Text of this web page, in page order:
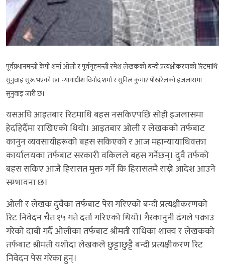
पूर्वप्रधानमन्त्री केपी शर्मा ओली र पूर्वगृहमन्त्री रमेश लेखकको बन्दी प्रत्यक्षीकरणको रिटमाथि
सुनुवाइ सुरू भएको छ। न्यायाधीश विनोद शर्मा र सुनिल कुमार पोखरेलको इजलासमा
सुनुवाइ जारी छ।
यसअघि आइतबार रिटमाथि बहस नसकिएपछि सोही इजलासमा
हेर्दाहेर्दैमा राखिएको थियो। आइतबार ओली र लेखकको तर्फबाट
कानुन व्यवसायीहरूको बहस सकिएको र आज महान्यायाधिवक्ता
कार्यालयका तर्फबाट सरकारी वकिलले बहस गर्नेछन्। दुवै तर्फको
बहस सकिए आजै हिरासत मुक्त गर्ने कि हिरासतमै राख्ने आदेश आउने
सम्भावना छ।
ओली र लेखक दुवैका तर्फबाट पेस गरिएको बन्दी प्रत्यक्षीकरणको
रिट निवेदन चैत १५ गते दर्ता गरिएको थियो। गैरकानुनी ढंगले पक्राउ
गरेको दाबी गर्दै ओलीका तर्फबाट श्रीमती राधिका शाक्य र लेखकको
तर्फबाट श्रीमती यशोदा लेखकले छुट्टाछुट्टै बन्दी प्रत्यक्षीकरण रिट
निवेदन पेस गरेका हुन्।